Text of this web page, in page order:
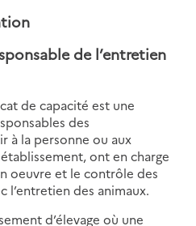
de l’entretien
de capacité est une
des
à la personne ou aux
ont en charge
oeuvre et le contrôle des
l’entretien des animaux.
d’élevage où une